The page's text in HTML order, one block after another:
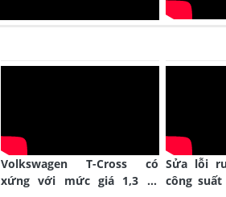
Volkswagen T-Cross có
xứng với mức giá 1,3 tỷ
Sửa lỗi
công suất